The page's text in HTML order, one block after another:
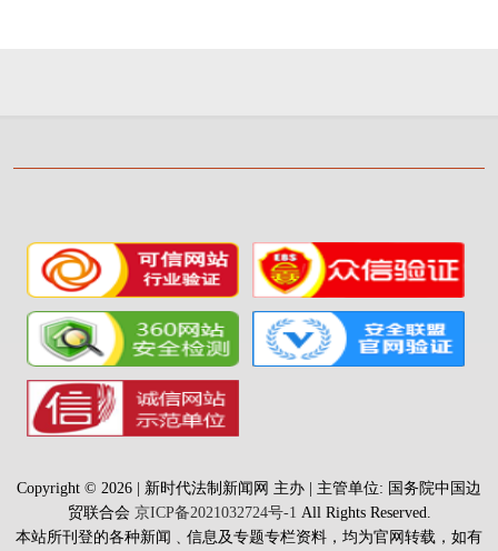
Copyright © 2026 | 新时代法制新闻网 主办 | 主管单位: 国务院中国边
贸联合会 京ICP备2021032724号-1 All Rights Reserved.
本站所刊登的各种新闻﹑信息及专题专栏资料，均为官网转载，如有